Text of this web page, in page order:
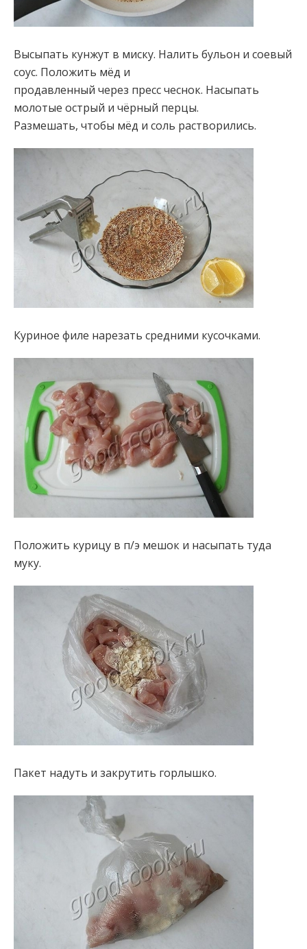
Высыпать кунжут в миску. Налить бульон и соевый
соус. Положить мёд и
продавленный через пресс чеснок. Насыпать
молотые острый и чёрный перцы.
Размешать, чтобы мёд и соль растворились.
Куриное филе нарезать средними кусочками.
Положить курицу в п/э мешок и насыпать туда
муку.
Пакет надуть и закрутить горлышко.